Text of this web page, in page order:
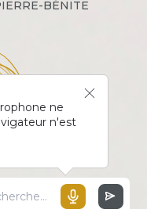
BÉNITE
ne
n'est